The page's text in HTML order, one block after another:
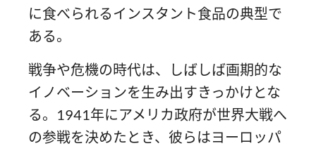
に食べられるインスタント食品の典型で
ある。
戦争や危機の時代は、しばしば画期的な
イノベーションを生み出すきっかけとな
る。1941年にアメリカ政府が世界大戦へ
の参戦を決めたとき、彼らはヨーロッパ